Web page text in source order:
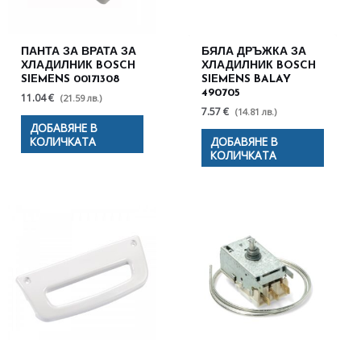
ПАНТА ЗА ВРАТА ЗА
ХЛАДИЛНИК BOSCH
SIEMENS 00171308
11.04 € (21.59 лв.)
ДОБАВЯНЕ В
КОЛИЧКАТА
БЯЛА ДРЪЖКА ЗА
ХЛАДИЛНИК BOSCH
SIEMENS BALAY
490705
7.57 € (14.81 лв.)
ДОБАВЯНЕ В
КОЛИЧКАТА